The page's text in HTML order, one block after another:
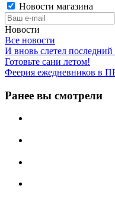
Новости магазина
Новости
Все новости
И вновь слетел
Готовьте сани летом!
Феерия ежедневников
Ранее вы смотрели